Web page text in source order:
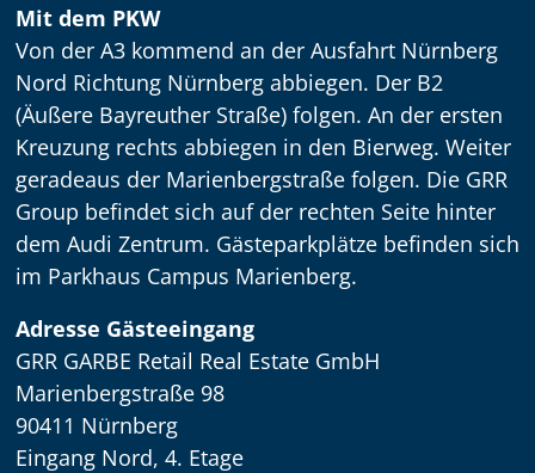
Mit dem PKW
Von der A3 kommend an der Ausfahrt Nürnberg
Nord Richtung Nürnberg abbiegen. Der B2
(Äußere Bayreuther Straße) folgen. An der ersten
Kreuzung rechts abbiegen in den Bierweg. Weiter
geradeaus der Marienbergstraße folgen. Die GRR
Group befindet sich auf der rechten Seite hinter
dem Audi Zentrum. Gästeparkplätze befinden sich
im Parkhaus Campus Marienberg.
Adresse Gästeeingang
GRR GARBE Retail Real Estate GmbH
Marienbergstraße 98
90411 Nürnberg
Eingang Nord, 4. Etage